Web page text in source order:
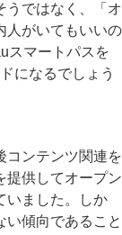
うではなく、「オ
人がいてもいいの
スマートパスを
になるでしょう
ンテンツ関連を
提供してオープン
いました。しか
い傾向であること